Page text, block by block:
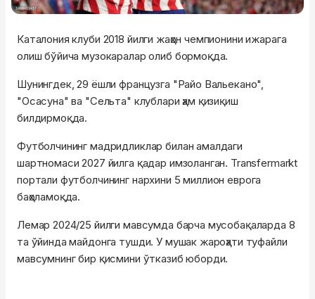
Каталония клуби 2018 йилги жаҳон чемпионини ижарага
олиш бўйича музокаралар олиб бормоқда.
Шунингдек, 29 ёшли французга "Райо Вальекано",
"Осасуна" ва "Сельта" клублари ҳам қизиқиш
билдирмоқда.
Футболчининг мадридликлар билан амалдаги
шартномаси 2027 йилга қадар имзоланган. Transfermarkt
портали футболчининг нархини 5 миллион еврога
баҳоламоқда.
Лемар 2024/25 йилги мавсумда барча мусобақаларда 8
та ўйинда майдонга тушди. У мушак жароҳати туфайли
мавсумнинг бир қисмини ўтказиб юборди.